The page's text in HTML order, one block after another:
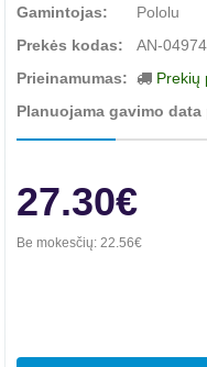
Gamintojas:
Pololu
Prekės kodas:
AN-04974
Prieinamumas:
Prekių
Planuojama gavimo
27.30€
Be mokesčių: 22.56€